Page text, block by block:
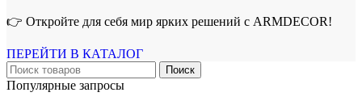
👉 Откройте для себя мир ярких решений с ARMDECOR!
ПЕРЕЙТИ В КАТАЛОГ
Поиск
Популярные запросы